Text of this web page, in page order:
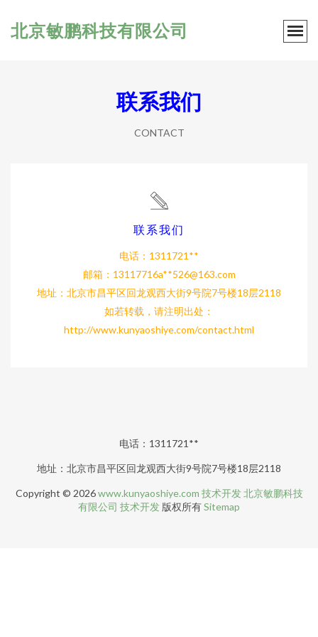
北京敏鹏科技有限公司
联系我们
CONTACT
联系我们
电话：1311721**
邮箱：13117716a**526@163.com
地址：北京市昌平区回龙观西大街9号院7号楼18层2118
如若转载，请注明出处：
http://www.kunyaoshiye.com/contact.html
电话：1311721**
地址：北京市昌平区回龙观西大街9号院7号楼18层2118
Copyright © 2026www.kunyaoshiye.com 技术开发 北京敏鹏科技
有限公司 技术开发 版权所有Sitemap